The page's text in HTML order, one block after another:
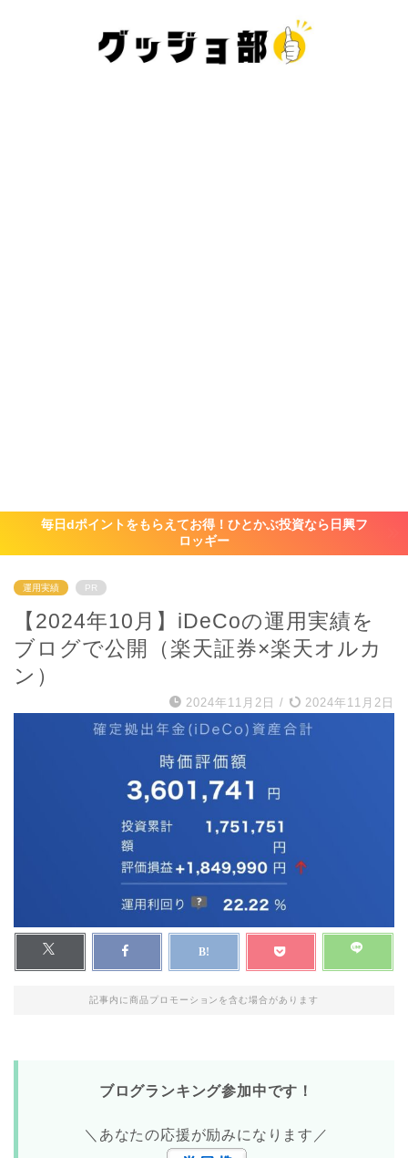
毎日dポイントをもらえてお得！ひとかぶ投資なら日興フ
ロッギー
運用実績 PR
【2024年10月】iDeCoの運用実績を
ブログで公開（楽天証券×楽天オルカ
ン）
2024年11月2日 / 2024年11月2日
記事内に商品プロモーションを含む場合があります
ブログランキング参加中です！
＼あなたの応援が励みになります／